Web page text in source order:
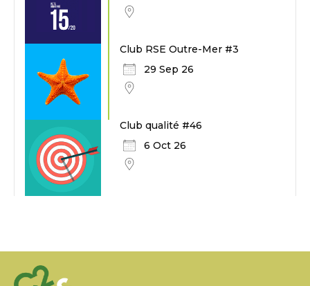
Club RSE Outre-Mer #3
29 Sep 26
Club qualité #46
6 Oct 26